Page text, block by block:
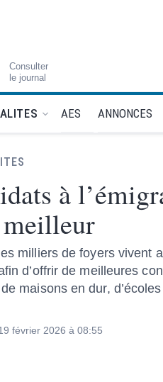
Consulter
le journal
D’ACCUEIL DE L'ESSOR
AES ANNONCES
à
milliers de foyers vivent
afin d’offrir de meilleures
maisons en dur,
février 2026 à 08:55